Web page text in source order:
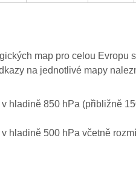
map pro celou Evropu
na jednotlivé mapy
v hladině 850 hPa (přibližně
hladině 500 hPa včetně